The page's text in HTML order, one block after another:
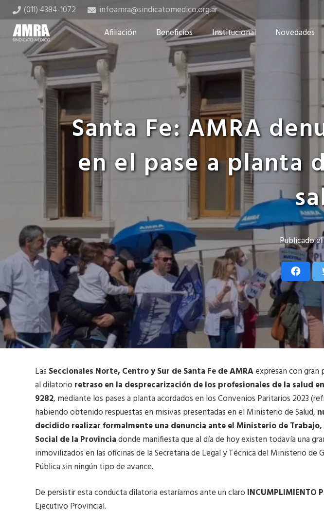
(011) 4384-1072
infoamra@sindicatomedico.org.ar
Afiliación
Beneficios Institucional Novedades
Santa Fe: AMRA
en el pase a planta
Publicado el
Las Seccionales Norte, Centro y Sur de Santa Fe de AMRAexpresan con
al dilatorio retraso en la desprecarización de los profesionales de la salud
9282, mediante los pases a planta acordados en los Convenios Paritarios 2023
habiendo obtenido respuestas en misivas presentadas en el Ministerio de Salud,
decidido realizar formalmente una denuncia ante el Ministerio de Trabajo,
Social de la Provinciadonde manifiesta que al día de hoy existen todavía una
inmovilizados en las oficinas de la Secretaria de Legal y Técnica del Ministerio de
Pública sin ningún tipo de avance.
De persistir esta conducta dilatoria estaríamos ante un claro INCUMPLIMIENTO
Ejecutivo Provincial.